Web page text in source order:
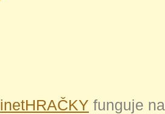
inetHRAČKY funguje